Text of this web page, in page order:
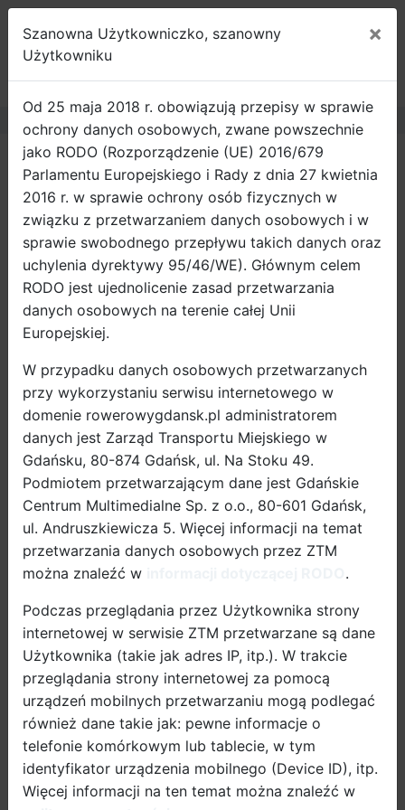
GDAŃSK
Strona główna Wiadomości
Gdański Elektryk – od września
startuje pilotażowy program dopłat
do zakupu rowerów elektrycznych
Dofinansowanie do zakupu roweru elektrycznego
będzie mogło otrzymać 110 mieszkańców
Gdańska. Program „Gdański Elektryk” ma
codziennych przejazdach po mieście, wspierając
przy tym rozwój mobilności aktywnej oraz
ograniczanie emisji zanieczyszczeń.
Kto może skorzystać
z dofinasowania?
mieszkańcy Gdańska, którzy złożyli zeznanie
podatkowe PIT za 2025 rok w urzędzie skarbowym
właściwym dla mieszkańców Gdańska. Każdy
zakwalifikowany uczestnik programu może otrzymać
jednądopłatę na zakup fabrycznie nowego roweru
elektrycznego.
Celem pilotażu jest zwiększenie udziału rowerów
elektrycznych w codziennych przejazdach
Szanowna Użytkowniczko, szanowny
Użytkowniku
×
Od 25 maja 2018 r. obowiązują przepisy w sprawie
ochrony danych osobowych, zwane powszechnie
jako RODO (Rozporządzenie (UE) 2016/679
Parlamentu Europejskiego i Rady z dnia 27 kwietnia
2016 r. w sprawie ochrony osób fizycznych w
związku z przetwarzaniem danych osobowych i w
sprawie swobodnego przepływu takich danych oraz
uchylenia dyrektywy 95/46/WE). Głównym celem
RODO jest ujednolicenie zasad przetwarzania
danych osobowych na terenie całej Unii
Europejskiej.
W przypadku danych osobowych przetwarzanych
przy wykorzystaniu serwisu internetowego w
domenie rowerowygdansk.pl administratorem
danych jest Zarząd Transportu Miejskiego w
Gdańsku, 80-874 Gdańsk, ul. Na Stoku 49.
Podmiotem przetwarzającym dane jest Gdańskie
Centrum Multimedialne Sp. z o.o., 80-601 Gdańsk,
ul. Andruszkiewicza 5. Więcej informacji na temat
przetwarzania danych osobowych przez ZTM
można znaleźć w
.
Podczas przeglądania przez Użytkownika strony
internetowej w serwisie ZTM przetwarzane są dane
Użytkownika (takie jak adres IP, itp.). W trakcie
przeglądania strony internetowej za pomocą
urządzeń mobilnych przetwarzaniu mogą podlegać
również dane takie jak: pewne informacje o
telefonie komórkowym lub tablecie, w tym
identyfikator urządzenia mobilnego (Device ID), itp.
Więcej informacji na ten temat można znaleźć w